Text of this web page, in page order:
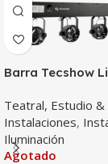
Barra Tecshow
Teatral, Estudio &
Instalaciones,
Iluminación
Agotado